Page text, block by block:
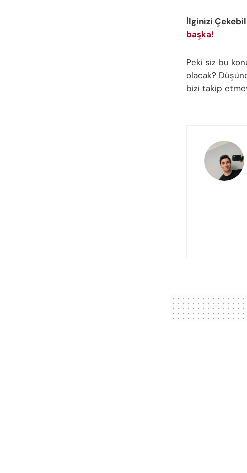
İlginizi
başka!
Peki siz bu
olacak?
bizi takip